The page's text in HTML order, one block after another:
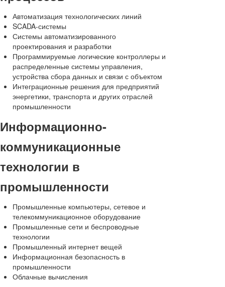
Автоматизация технологических линий
SCADA-системы
Системы автоматизированного
проектирования и разработки
Программируемые логические контроллеры и
распределенные системы управления,
устройства сбора данных и связи с объектом
Интеграционные решения для предприятий
энергетики, транспорта и других отраслей
промышленности
Информационно-
коммуникационные
технологии в
промышленности
Промышленные компьютеры, сетевое и
телекоммуникационное оборудование
Промышленные сети и беспроводные
технологии
Промышленный интернет вещей
Информационная безопасность в
промышленности
Облачные вычисления